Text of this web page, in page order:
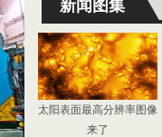
新闻图集
太阳表面最高分辨率图像
来了